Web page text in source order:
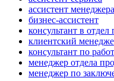
ассистент
бизнес-ассистент
консультант в отдел
клиентский
консультант по
менеджер отдела
менеджер по